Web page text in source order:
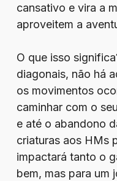
cansativo e vira a
aproveitem a
O que isso
diagonais, não há
os movimentos
caminhar com o
e até o abandono
criaturas aos HMs
impactará tanto o
bem, mas para um